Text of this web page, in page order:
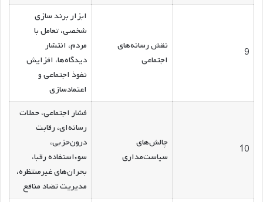
9
نقش رسانه‌های
اجتماعی
ابزار برند سازی
شخصی، تعامل با
مردم، انتشار
دیدگاه‌ها، افزایش
نفوذ اجتماعی و
اعتمادسازی
10
چالش‌های
سیاست‌مداری
فشار اجتماعی، حملات
رسانه‌ای، رقابت
درون‌حزبی،
سوءاستفاده رقبا،
بحران‌های غیرمنتظره،
مدیریت تضاد منافع